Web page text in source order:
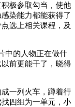
极参取勾当，使他
染能力都能获得了
选上相关课程，及
的人物正在做什
前更能干了，晓得
一列火车，蹲着行
四组为一单元，小